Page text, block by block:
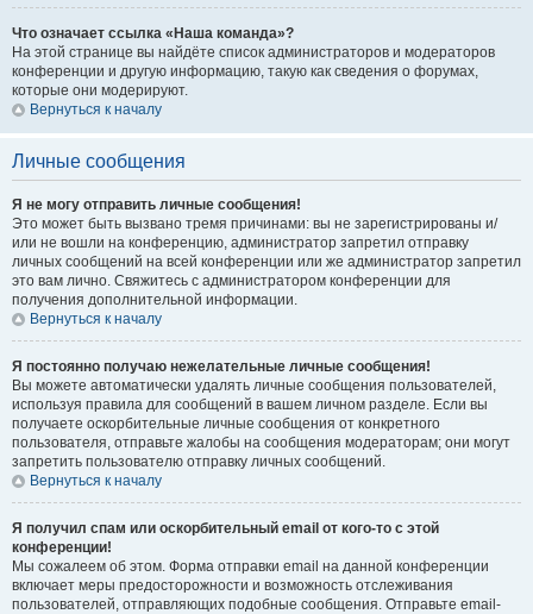
Что означает ссылка «Наша команда»?
На этой странице вы найдёте список администраторов и модераторов
конференции и другую информацию, такую как сведения о форумах,
которые они модерируют.
Вернуться к началу
Личные сообщения
Я не могу отправить личные сообщения!
Это может быть вызвано тремя причинами: вы не зарегистрированы и/
или не вошли на конференцию, администратор запретил отправку
личных сообщений на всей конференции или же администратор запретил
это вам лично. Свяжитесь с администратором конференции для
получения дополнительной информации.
Вернуться к началу
Я постоянно получаю нежелательные личные сообщения!
Вы можете автоматически удалять личные сообщения пользователей,
используя правила для сообщений в вашем личном разделе. Если вы
получаете оскорбительные личные сообщения от конкретного
пользователя, отправьте жалобы на сообщения модераторам; они могут
запретить пользователю отправку личных сообщений.
Вернуться к началу
Я получил спам или оскорбительный email от кого-то с этой
конференции!
Мы сожалеем об этом. Форма отправки email на данной конференции
включает меры предосторожности и возможность отслеживания
пользователей, отправляющих подобные сообщения. Отправьте email-